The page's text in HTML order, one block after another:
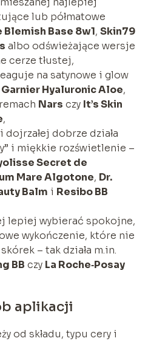
lub półmatowe
Blemish Base 8w1, Skin79
albo odświeżające wersje
cerze tłustej,
na satynowe i glow
Garnier Hyaluronic Aloe,
Nars czy It’s Skin
,
dobrze działa
i miękkie rozświetlenie –
Secret de
Mare Algotone, Dr.
Balm i Resibo BB
lepiej wybierać spokojne,
wykończenie, które nie
– tak działa m.in.
BB czy La Roche‑Posay
aplikacji
od składu, typu cery i